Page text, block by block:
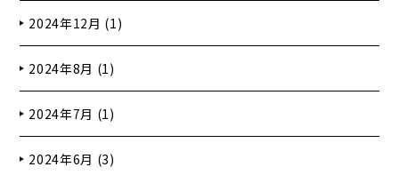
2024年12月 (1)
2024年8月 (1)
2024年7月 (1)
2024年6月 (3)